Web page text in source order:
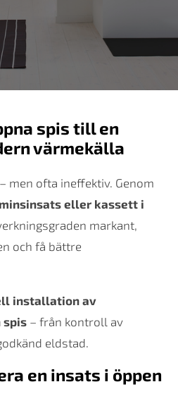
spis till en
värmekälla
men ofta ineffektiv. Genom
eller kassett i
markant,
och få bättre
installation av
spis – från kontroll av
eldstad.
en insats i öppen